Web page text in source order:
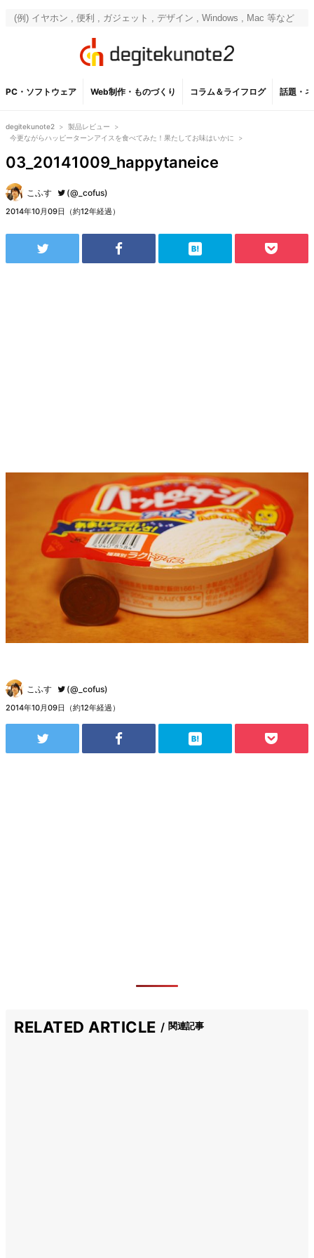
PC・ソフトウェア Web制作・ものづくり コラム＆ライフログ 話題・
degitekunote2 > 製品レビュー
>
今更ながらハッピーターンアイスを食べてみた！果たしてお味はいかに
>
03_20141009_happytaneice
こふす (@_cofus)
2014年10月09日（約12年経過）
こふす (@_cofus)
2014年10月09日（約12年経過）
RELATED ARTICLE 関連記事